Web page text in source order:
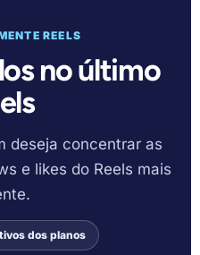
REELS
no último
deseja concentrar as
e likes do Reels mais
dos planos